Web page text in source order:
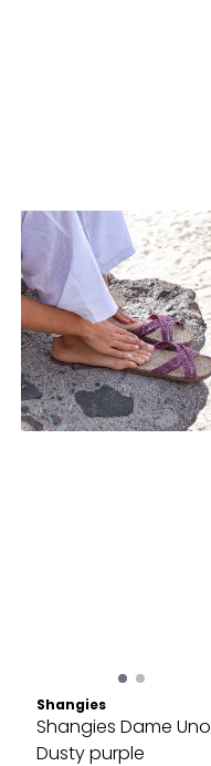
Shangies
Shangies Dame Uno
Dusty purple